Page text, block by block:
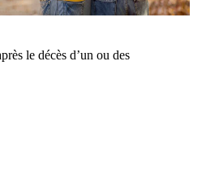
le décès d’un ou des